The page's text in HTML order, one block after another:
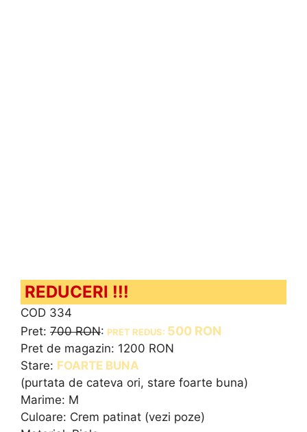
REDUCERI !!!
COD 334
Pret: 700 RON: PRET REDUS: 500 RON
Pret de magazin: 1200 RON
Stare: FOARTE BUNA
(purtata de cateva ori, stare foarte buna)
Marime: M
Culoare: Crem patinat (vezi poze)